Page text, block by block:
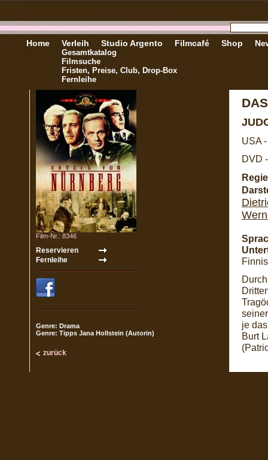
Home Verleih
Gesamtkatalog
Filmsuche
Fristen, Preise, Club, Drop-Box
Fernleihe
Studio Argento Filmcafé Shop
Film-Nr.: 8346
Genre: Drama
Genre: Tipps Jana Hollstein (Autorin)
zurück
USA
DVD
je
Burt